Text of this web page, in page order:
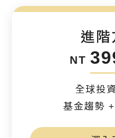
進階
NT
全球投
基金趨勢